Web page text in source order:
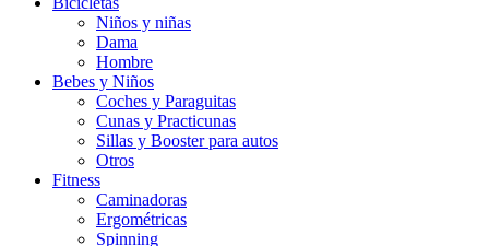
Niños y niñas
Dama
Hombre
Bebes y Niños
Coches y Paraguitas
Cunas y Practicunas
Sillas y Booster para autos
Otros
Fitness
Caminadoras
Ergométricas
Spinning